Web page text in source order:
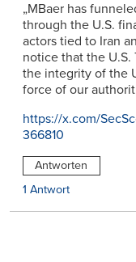
„MBaer has
through the U.S.
actors tied to Iran
notice that the
the integrity of the
force of our
https://x.com/
366810
Antworten
1 Antwort